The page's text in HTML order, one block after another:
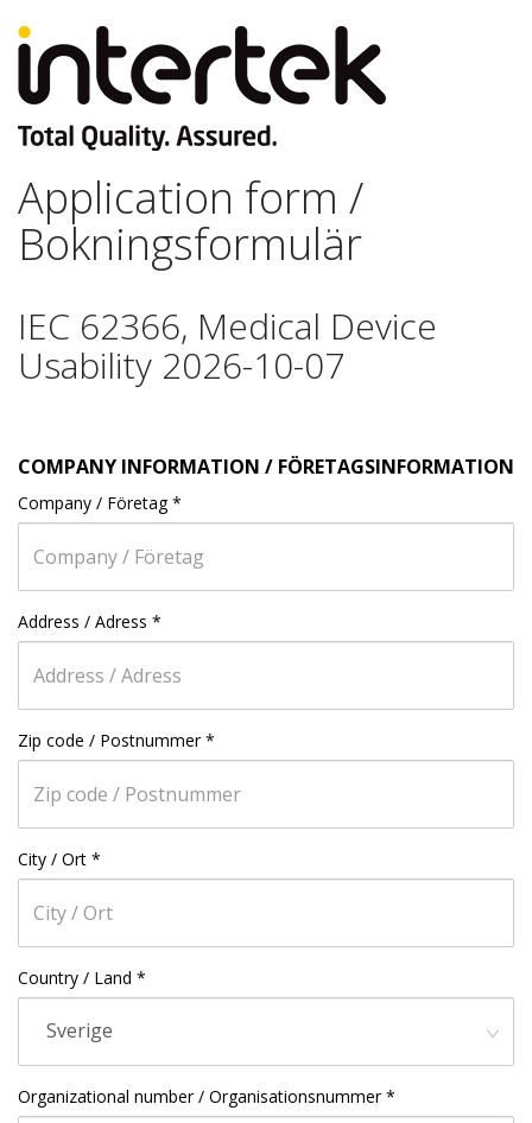
Application form /
Bokningsformulär
IEC 62366, Medical Device
Usability 2026-10-07
COMPANY INFORMATION / FÖRETAGSINFORMATION
Company / Företag*
Address / Adress *
Zip code / Postnummer*
City / Ort *
Country / Land *
Sverige
Organizational number / Organisationsnummer*